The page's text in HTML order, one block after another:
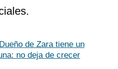
Dueño de Zara tiene un
no deja de crecer